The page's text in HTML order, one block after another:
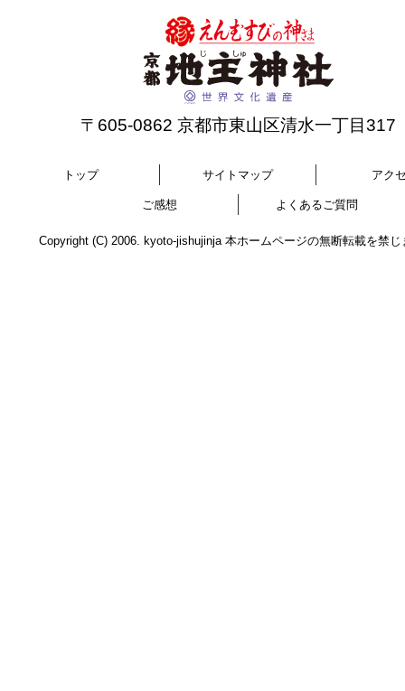
〒605-0862 京都市東山区清水一丁目317
トップ サイトマップ アク
ご感想 よくあるご質問
Copyright (C) 2006. kyoto-jishujinja 本ホームページの無断転載を禁じ